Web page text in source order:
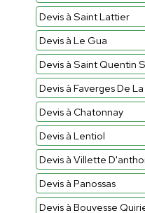
Devis à Saint Lattier
Devis à Le Gua
Devis à Saint Quentin
Devis à Faverges De
Devis à Chatonnay
Devis à Lentiol
Devis à Villette
Devis à Panossas
Devis à Bouvesse